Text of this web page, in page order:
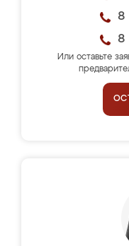
8
8
Или оставьте